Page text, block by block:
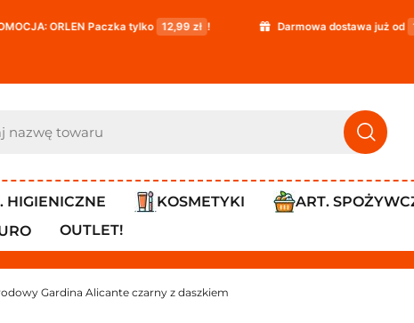
tylko 12,99 zł ! Darmowa dostawa już od 119,99 zł !
HIGIENICZNE KOSMETYKI ART.
OUTLET!
Gardina Alicante czarny z daszkiem